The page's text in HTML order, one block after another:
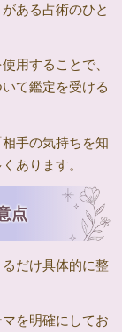
ある占術のひと
用することで、
て鑑定を受ける
手の気持ちを知
あります。
点
だけ具体的に整
を明確にしてお